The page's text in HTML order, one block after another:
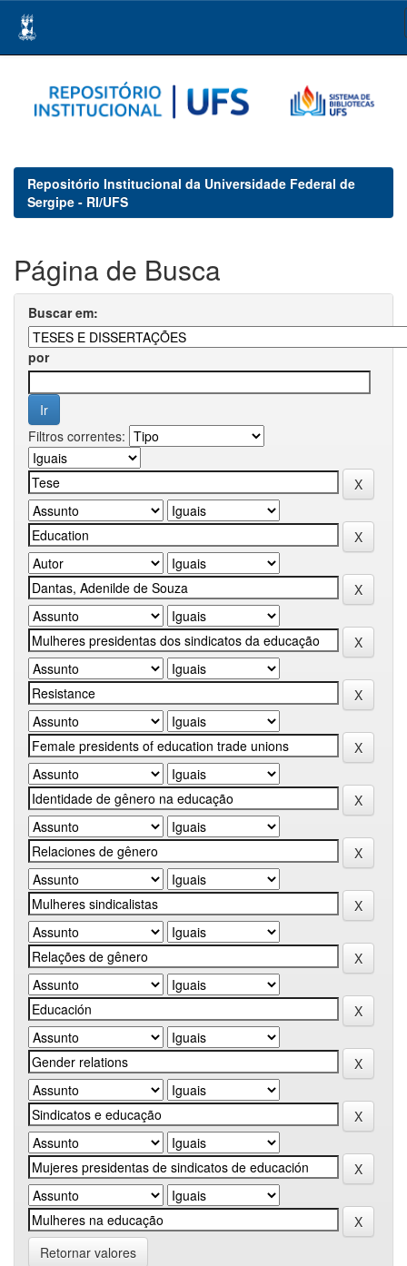
navigation
Repositório Institucional da Universidade Federal de
Sergipe - RI/UFS
Página de Busca
Buscar em:
por
Filtros correntes:
Retornar valores